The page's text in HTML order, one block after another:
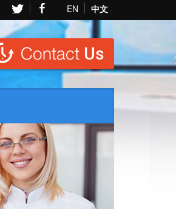
EN 中文
Contact Us